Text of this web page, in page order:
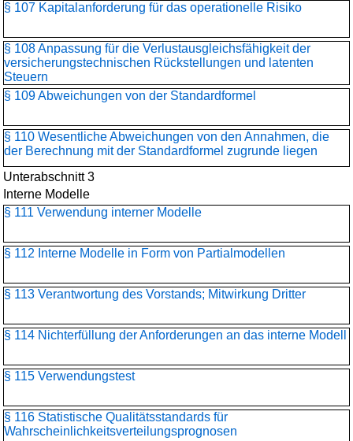
§ 107 Kapitalanforderung für das operationelle Risiko
§ 108 Anpassung für die Verlustausgleichsfähigkeit der
versicherungstechnischen Rückstellungen und latenten
Steuern
§ 109 Abweichungen von der Standardformel
§ 110 Wesentliche Abweichungen von den Annahmen, die
der Berechnung mit der Standardformel zugrunde liegen
Unterabschnitt 3
Interne Modelle
§ 111 Verwendung interner Modelle
§ 112 Interne Modelle in Form von Partialmodellen
§ 113 Verantwortung des Vorstands; Mitwirkung Dritter
§ 114 Nichterfüllung der Anforderungen an das interne Modell
§ 115 Verwendungstest
§ 116 Statistische Qualitätsstandards für
Wahrscheinlichkeitsverteilungs­prognosen